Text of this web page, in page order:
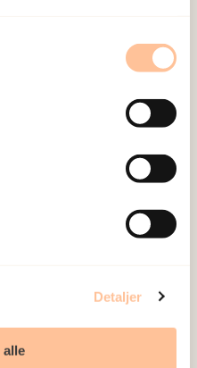
Detaljer
alle
Formålet er å bidra
de helsemessige og
vold og traumatisk